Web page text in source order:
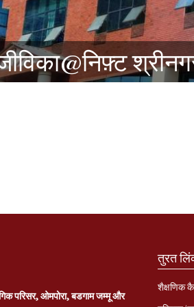
परिसर, ओमपोरा, बडगाम जम्मू और
तुरत
शैक्षणिक